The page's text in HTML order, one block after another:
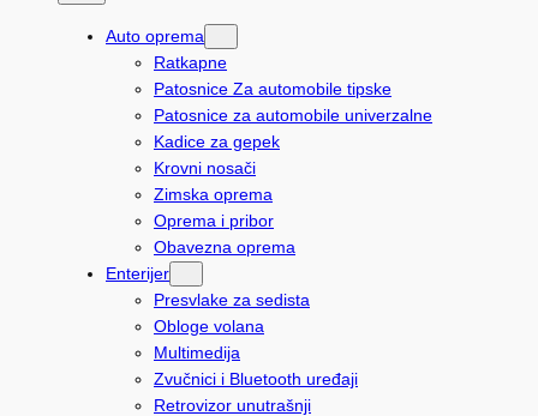
r
a
g
a
Auto oprema
Ratkapne
Patosnice Za automobile tipske
Patosnice za automobile univerzalne
Kadice za gepek
Krovni nosači
Zimska oprema
Oprema i pribor
Obavezna oprema
Enterijer
Presvlake za sedista
Obloge volana
Multimedija
Zvučnici i Bluetooth uređaji
Retrovizor unutrašnji